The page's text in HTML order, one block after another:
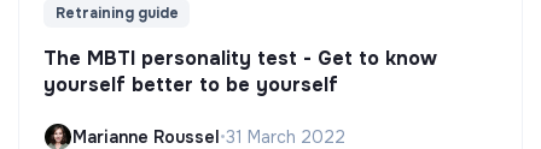
Retraining guide
The MBTI personality test - Get to know
yourself better to be yourself
Marianne Roussel•31 March 2022